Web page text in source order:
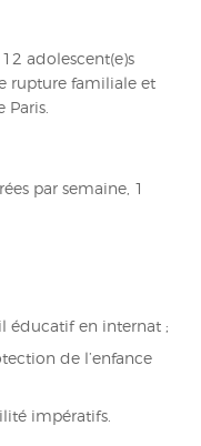
adolescent(e)s
rupture familiale et
Paris.
par semaine, 1
éducatif en internat ;
de l’enfance
impératifs.